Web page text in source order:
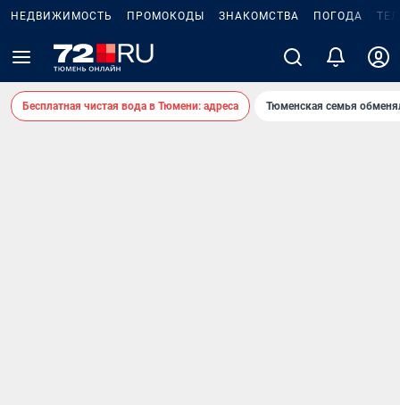
НЕДВИЖИМОСТЬ ПРОМОКОДЫ ЗНАКОМСТВА ПОГОДА
Бесплатная чистая вода в Тюмени: адреса Тюменская семья